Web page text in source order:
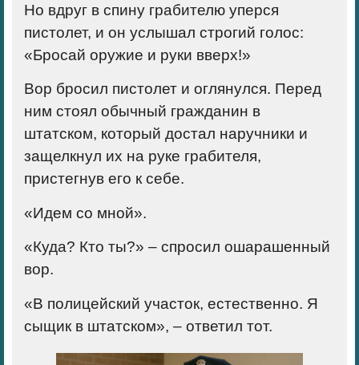
Но вдруг в спину грабителю уперся
пистолет, и он услышал строгий голос:
«Бросай оружие и руки вверх!»
Вор бросил пистолет и оглянулся. Перед
ним стоял обычный гражданин в
штатском, который достал наручники и
защелкнул их на руке грабителя,
пристегнув его к себе.
«Идем со мной».
«Куда? Кто ты?» – спросил ошарашенный
вор.
«В полицейский участок, естественно. Я
сыщик в штатском», – ответил тот.